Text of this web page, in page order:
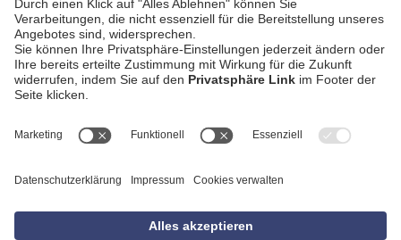
AGB
Datenschutzerklärung
Empfang